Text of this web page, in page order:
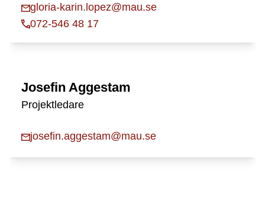
gloria-karin.lopez@mau.se
072-546 48 17
Josefin Aggestam
Projektledare
josefin.aggestam@mau.se